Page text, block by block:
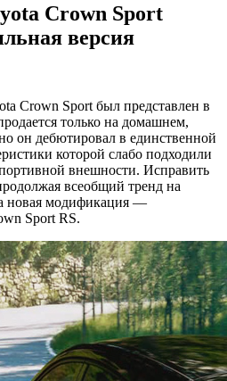
Crown Sport
версия
Crown Sport был представлен в
только на домашнем,
он дебютировал в единственной
которой слабо подходили
внешности. Исправить
всеобщий тренд на
новая модификация —
Sport RS.